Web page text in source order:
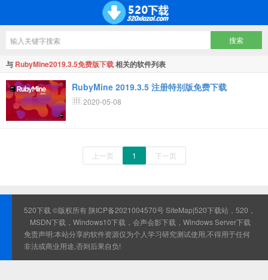
与 RubyMine2019.3.5免费版下载相关的软件列表
RubyMine 2019.3.5 注册特别版免费下载
2020-05-08
上一页 1 下一页
520下载 ©版权所有陕ICP备2021004570号SiteMap|520下载站，520，
MSDN下载，Windows10下载，会声会影下载，Windows Server下载
免责声明:本站分享的软件资源仅为个人学习研究测试使用,不得用于任何
非法或商业用途,否则后果自负!